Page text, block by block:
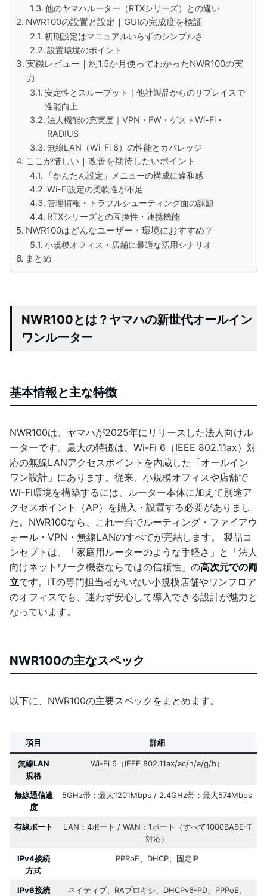
他のヤマハルーター（RTXシリーズ）との違い
NWR100の設置と設定｜GUIの完成度を検証
初期設定はマニュアルいらずのシンプルさ
設置環境のポイント
実機レビュー｜約1.5か月使ってわかったNWR100の実
力
安定性とスループット｜他社製品からのリプレイスで
性能向上
法人機能の充実度｜VPN・FW・ゲストWi-Fi・
RADIUS
無線LAN（Wi-Fi 6）の性能とカバレッジ
ここが惜しい｜改善を期待したいポイント
「かんたん設定」メニューの構成に違和感
Wi-Fi設定の柔軟性が不足
管理情報・トラブルシューティング面の課題
RTXシリーズとの互換性・連携機能
NWR100はどんなユーザー・環境におすすめ？
小規模オフィス・店舗に最適な活用シナリオ
まとめ
NWR100とは？ヤマハの新世代オールイン
ワンルーター
基本情報と主な特徴
NWR100は、ヤマハが2025年にリリースした法人向けル
ーターです。最大の特徴は、Wi-Fi 6（IEEE 802.11ax）対
応の無線LANアクセスポイントを内蔵した「オールイン
ワン設計」にあります。従来、小規模オフィスや店舗で
Wi-Fi環境を構築するには、ルーター本体に加えて別途ア
クセスポイント（AP）を購入・設置する必要がありまし
た。NWR100なら、これ一台でルーティング・ファイアウ
ォール・VPN・無線LANのすべてが完結します。 製品コ
ンセプトは、「家庭用ルーターのような手軽さ」と「法人
向けネットワーク機器ならではの信頼性」の高次元での両
立です。ITの専門担当者がいない小規模店舗やワンフロア
のオフィスでも、迷わず安心して導入できる設計が魅力と
なっています。
NWR100の主なスペック
以下に、NWR100の主要スペックをまとめます。
項目 詳細
無線LAN
規格
Wi-Fi 6（IEEE 802.11ax/ac/n/a/g/b）
無線通信速
度
5GHz帯：最大1201Mbps / 2.4GHz帯：最大574Mbps
有線ポート
LAN：4ポート / WAN：1ポート（すべて1000BASE-T
対応）
IPv4接続
方式
PPPoE、DHCP、固定IP
IPv6接続
ネイティブ、RAプロキシ、DHCPv6-PD、PPPoE、